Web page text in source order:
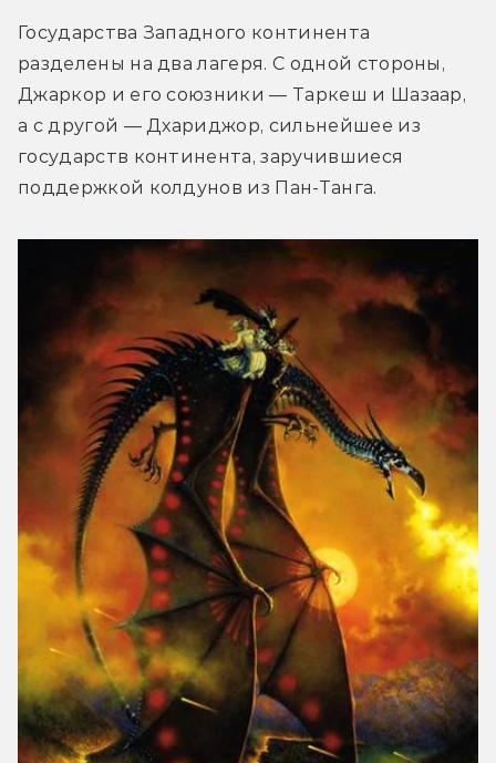
Государства Западного континента
разделены на два лагеря. С одной стороны,
Джаркор и его союзники — Таркеш и Шазаар,
а с другой — Дхариджор, сильнейшее из
государств континента, заручившиеся
поддержкой колдунов из Пан-Танга.